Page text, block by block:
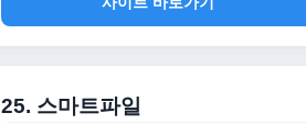
25. 스마트파일